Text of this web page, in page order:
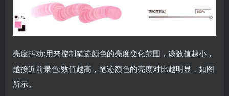
亮度抖动:用来控制笔迹颜色的亮度变化范围，该数值越小，
越接近前景色;数值越高，笔迹颜色的亮度对比越明显，如图
所示。